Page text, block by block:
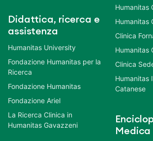
Didattica, ricerca e
assistenza
Humanitas University
Fondazione Humanitas per la
Ricerca
Fondazione Humanitas
Fondazione Ariel
La Ricerca Clinica in
Humanitas Gavazzeni
Humanitas
Humanitas
Clinica
Humanitas
Clinica
Humanitas
Catanese
Medica